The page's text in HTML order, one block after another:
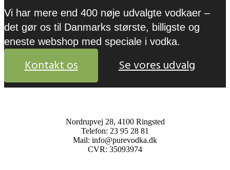
Vi har mere end 400 nøje udvalgte vodkaer –
det gør os til Danmarks største, billigste og
eneste webshop med speciale i vodka.
Kontakt os Se vores udvalg
Nordrupvej 28, 4100 Ringsted
Telefon: 23 95 28 81
Mail: info@purevodka.dk
CVR: 35093974